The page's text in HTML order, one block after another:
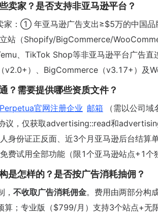
卖家？是否支持非亚马逊平台？
家：① 年亚马逊广告支出≥$5万的中国
站（Shopify/BigCommerce/
、TikTok Shop等非亚马逊平台广告
v2.0+）、BigCommerce（v3.17+）及
？需要提供哪些资质文件？
Perpetua官网注册企业 邮箱
（需以公司
议，仅获取advertising::read和
身份证正反面、近3个月亚马逊后台结算
费试用全部功能（限1个亚马逊站点+1个
是怎样的？是否按广告消耗抽佣？
， 不收取广告消耗佣金。费用由两部分构
；专业版（$799/月）支持3个站点+无